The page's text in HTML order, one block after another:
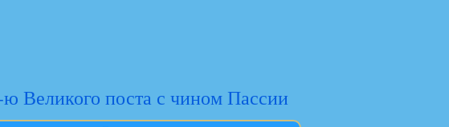
Великого поста с чином Пассии